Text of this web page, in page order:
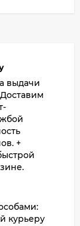
выдачи
+
курьеру